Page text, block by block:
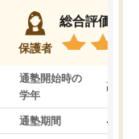
保護者
総合評価
通塾開始時の
学年
高3
通塾期間 4ヵ月